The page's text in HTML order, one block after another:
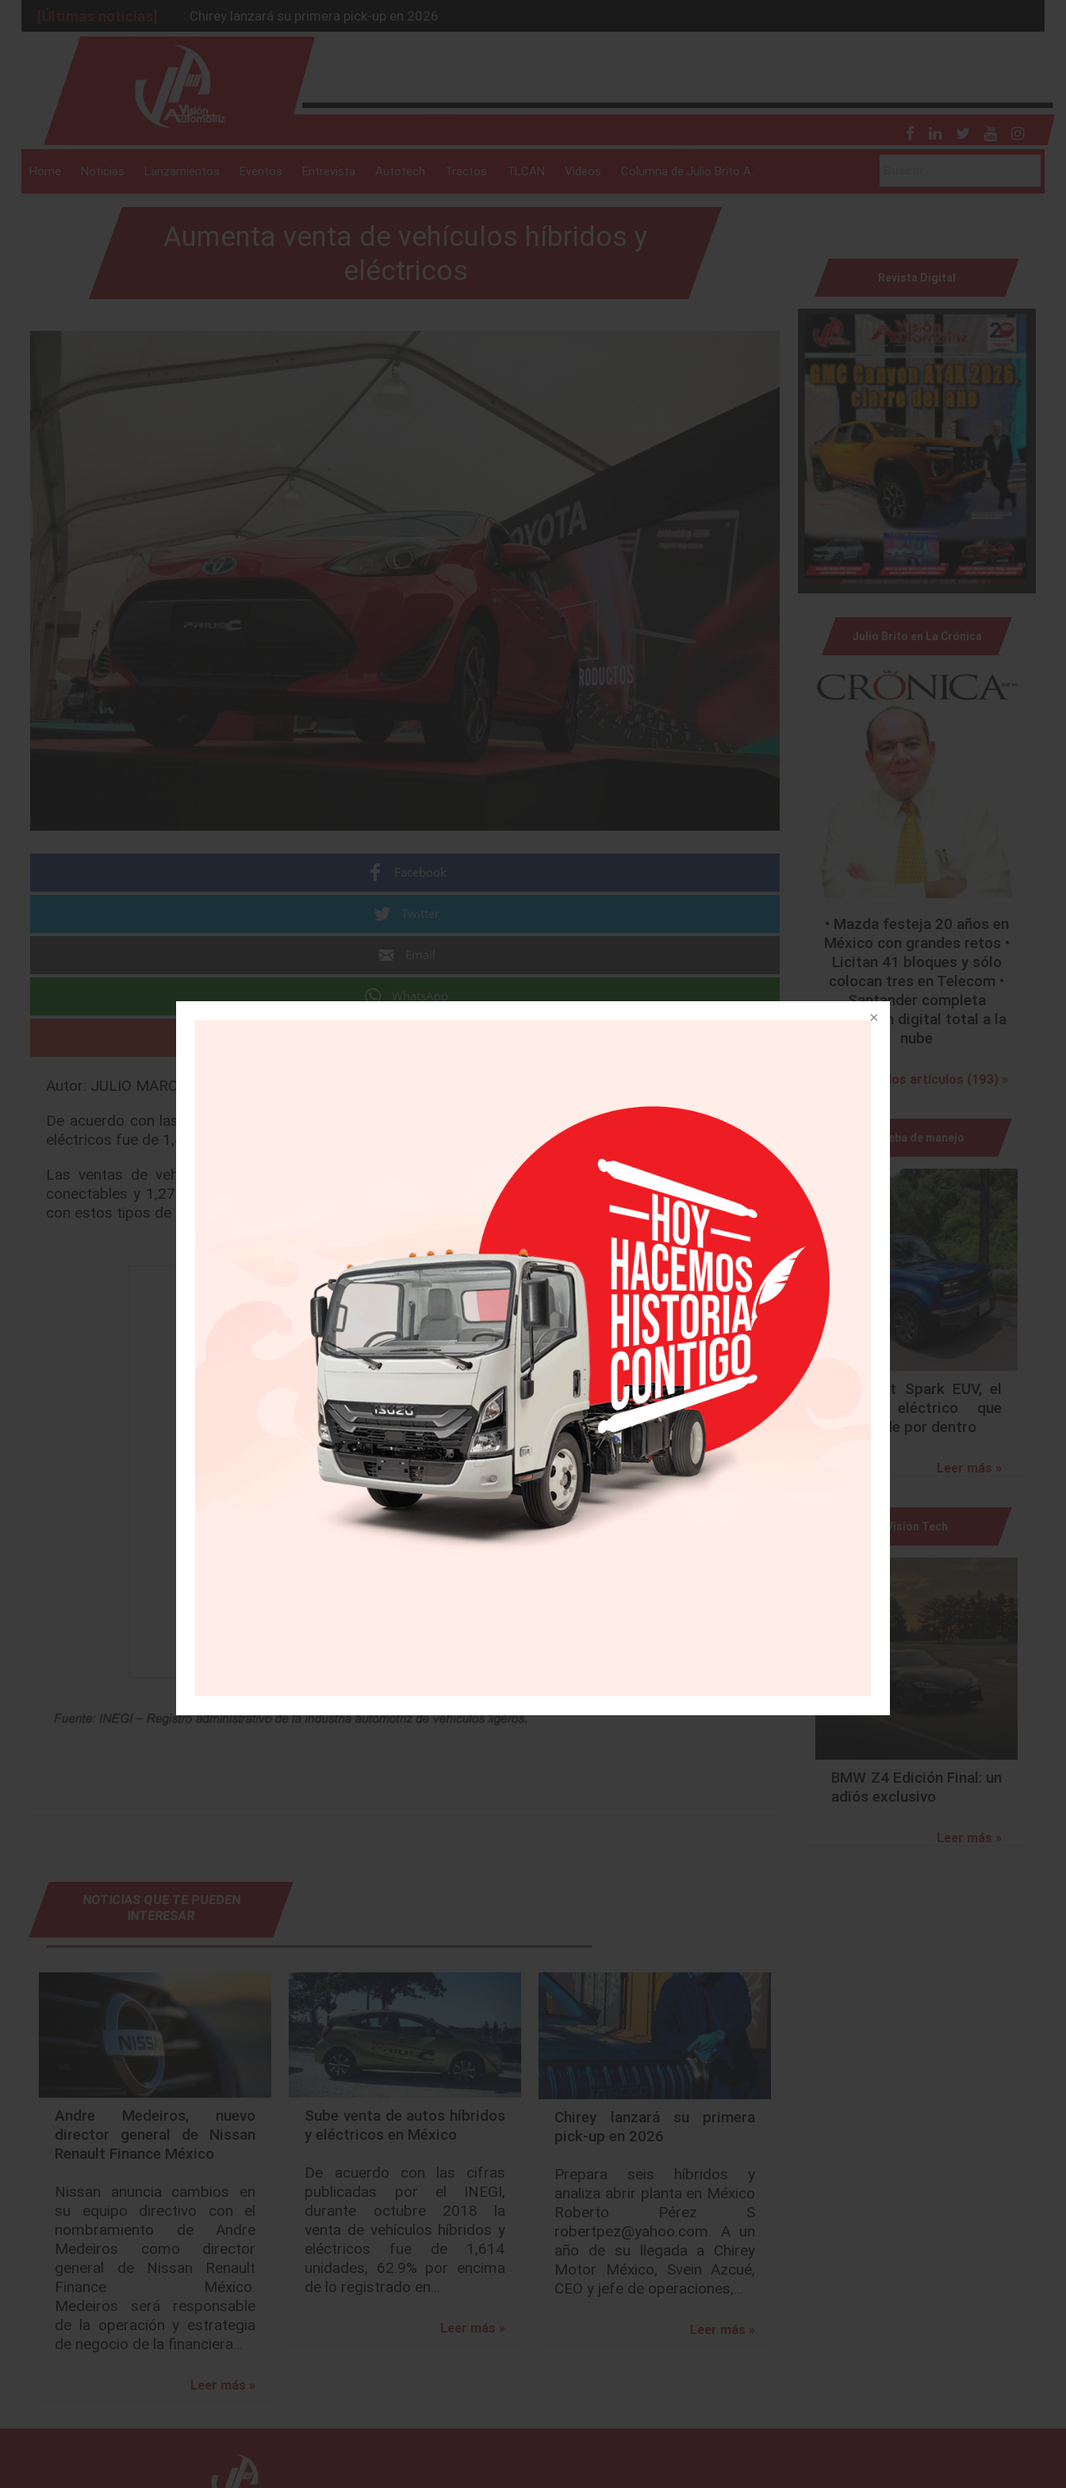
[Últimas noticias]
Chirey lanzará su primera pick-up en 2026
BMW Z4 Edición Final: un adiós exclusivo
Ford Edge Híbrida: la SUV que evoluciona
Mazda Santa Project crece
Será 2026, año de evolución profunda: Peñafiel
Home Noticias Lanzamientos Eventos Entrevista Autotech Tractos TLCAN Videos Columna de Julio Brito A.
Aumenta venta de vehículos híbridos y
eléctricos
Facebook
Twitter
WhatsApp
Autor: JULIO MARCELO BRITO ALVISO |
De acuerdo con las cifras publicadas por el INEGI, durante febrero 2019 la venta de vehículos híbridos y
eléctricos fue de 1,455 unidades, 11.2% por encima de lo registrado en el segundo mes del 2018.
Las ventas de vehículos híbridos y eléctricos estuvieron compuestas por 30 eléctricos, 155 híbridos
conectables y 1,270 híbridos. En el acumulado enero – febrero 2019 se comercializaron 3,383 vehículos
con estos tipos de tecnologías.
NOTICIAS QUE TE PUEDEN
INTERESAR
Andre Medeiros, nuevo
director general de Nissan
Renault Finance México
Nissan anuncia cambios en
su equipo directivo con el
nombramiento de Andre
Medeiros como director
general de Nissan Renault
Finance México.
Medeiros será responsable
de la operación y estrategia
de negocio de la financiera…
Leer más »
Sube venta de autos híbridos
y eléctricos en México
De acuerdo con las cifras
publicadas por el INEGI,
durante octubre 2018 la
venta de vehículos híbridos y
eléctricos fue de 1,614
unidades, 62.9% por encima
de lo registrado en…
Leer más »
Chirey lanzará su primera
pick-up en 2026
Prepara seis híbridos y
analiza abrir planta en México
Roberto Pérez S
robertpez@yahoo.com. A un
año de su llegada a Chirey
Motor México, Svein Azcué,
CEO y jefe de operaciones,…
Leer más »
Revista Digital
Julio Brito en La Crónica
• Mazda festeja 20 años en
México con grandes retos •
Licitan 41 bloques y sólo
colocan tres en Telecom •
Santander completa
migración digital total a la
nube
Ver todos los artículos (193) »
Prueba de manejo
Chevrolet Spark EUV, el
urbano eléctrico que
sorprende por dentro
Leer más »
Visión Tech
BMW Z4 Edición Final: un
adiós exclusivo
Leer más »